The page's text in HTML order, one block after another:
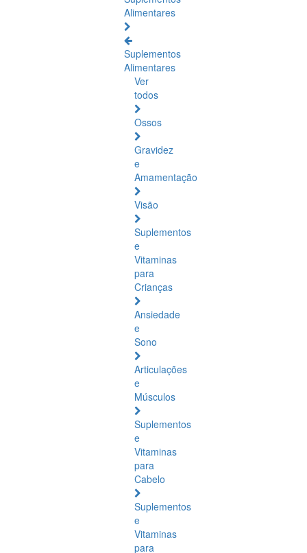
Alimentares
Suplementos
Alimentares
Ver
todos
Ossos
Gravidez
e
Amamentação
Visão
Suplementos
e
Vitaminas
para
Crianças
Ansiedade
e
Sono
Articulações
e
Músculos
Suplementos
e
Vitaminas
para
Cabelo
Suplementos
e
Vitaminas
para